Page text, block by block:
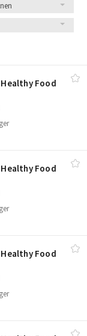
Food
Food
Food